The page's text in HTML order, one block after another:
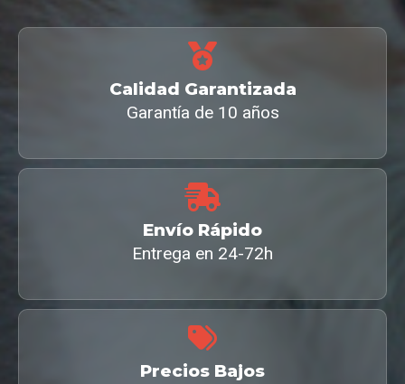
Calidad Garantizada
Garantía de 10 años
Envío Rápido
Entrega en 24-72h
Precios Bajos